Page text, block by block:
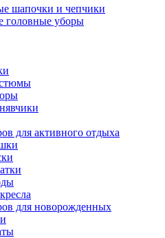
шапочки и чепчики
головные уборы
для активного отдыха
для новорожденных